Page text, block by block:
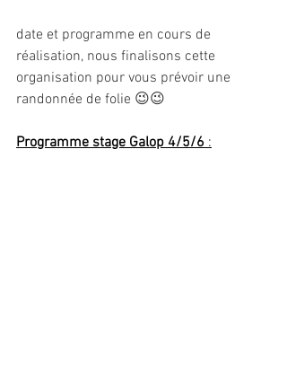
date et programme en cours de
réalisation, nous finalisons cette
organisation pour vous prévoir une
randonnée de folie 😉😉
Programme stage Galop 4/5/6 :